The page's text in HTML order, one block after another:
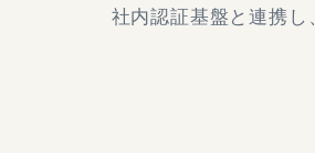
社内認証基盤と連携し